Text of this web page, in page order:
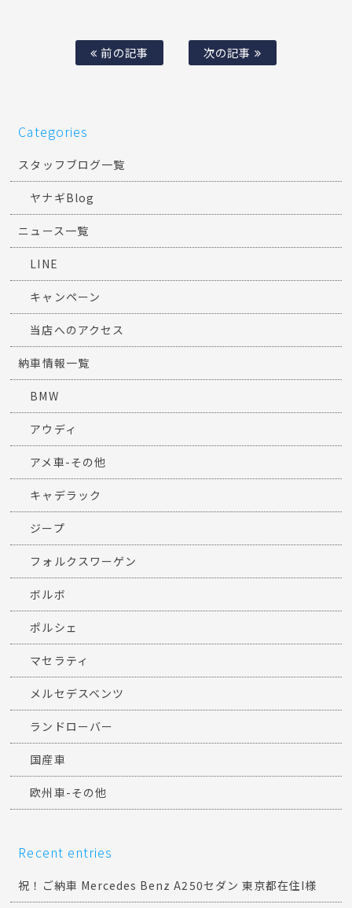
前の記事 次の記事
Categories
スタッフブログ一覧
ヤナギBlog
ニュース一覧
LINE
キャンペーン
当店へのアクセス
納車情報一覧
BMW
アウディ
アメ車-その他
キャデラック
ジープ
フォルクスワーゲン
ボルボ
ポルシェ
マセラティ
メルセデスベンツ
ランドローバー
国産車
欧州車-その他
Recent entries
祝！ご納車 Mercedes Benz A250セダン 東京都在住I様